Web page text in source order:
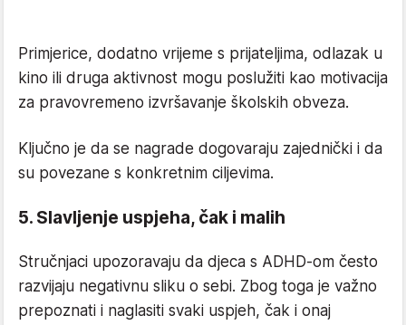
Primjerice, dodatno vrijeme s prijateljima, odlazak u
kino ili druga aktivnost mogu poslužiti kao motivacija
za pravovremeno izvršavanje školskih obveza.
Ključno je da se nagrade dogovaraju zajednički i da
su povezane s konkretnim ciljevima.
5. Slavljenje uspjeha, čak i malih
Stručnjaci upozoravaju da djeca s ADHD-om često
razvijaju negativnu sliku o sebi. Zbog toga je važno
prepoznati i naglasiti svaki uspjeh, čak i onaj